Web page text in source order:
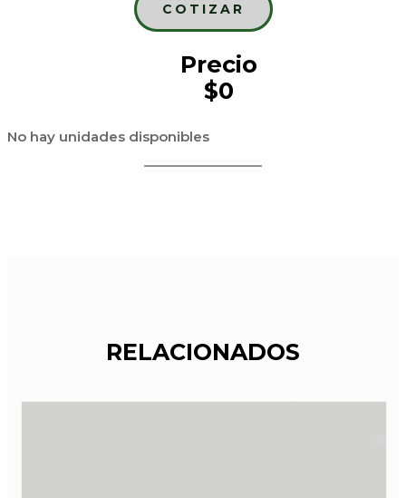
COTIZAR
Precio
$0
No hay unidades disponibles
RELACIONADOS